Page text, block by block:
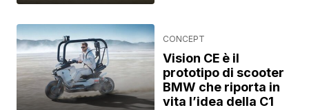
CONCEPT
Vision CE è il
prototipo di scooter
BMW che riporta in
vita l’idea della C1